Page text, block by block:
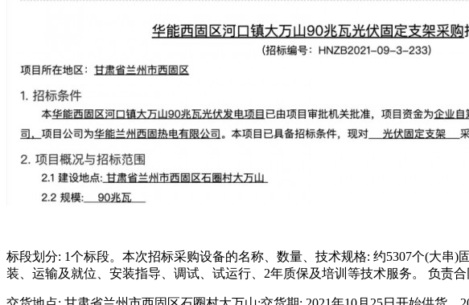
标段划分: 1个标段。本次招标采购设备的名称、数量、技术规格: 约5307个(大
装、运输及就位、安装指导、调试、试运行、2年质保及培训等技术服务。 负责